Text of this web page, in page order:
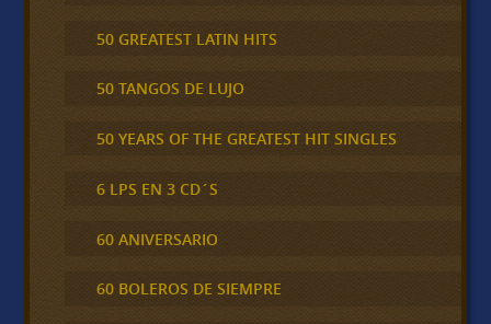
50 GREATEST LATIN HITS
50 TANGOS DE LUJO
50 YEARS OF THE GREATEST HIT SINGLES
6 LPS EN 3 CD´S
60 ANIVERSARIO
60 BOLEROS DE SIEMPRE